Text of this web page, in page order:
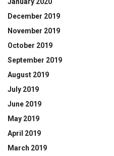
December 2019
November 2019
October 2019
September 2019
August 2019
July 2019
June 2019
May 2019
April 2019
March 2019